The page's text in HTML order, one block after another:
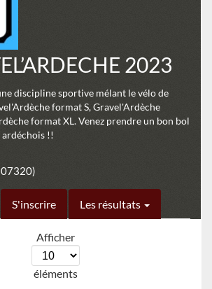
2023
discipline sportive mélant le vélo de
format S, Gravel'Ardèche
format XL. Venez prendre un bon bol
!!
S'inscrire Les résultats
Afficher
éléments